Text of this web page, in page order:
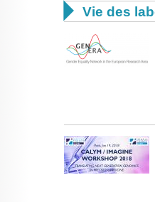
 Vie des